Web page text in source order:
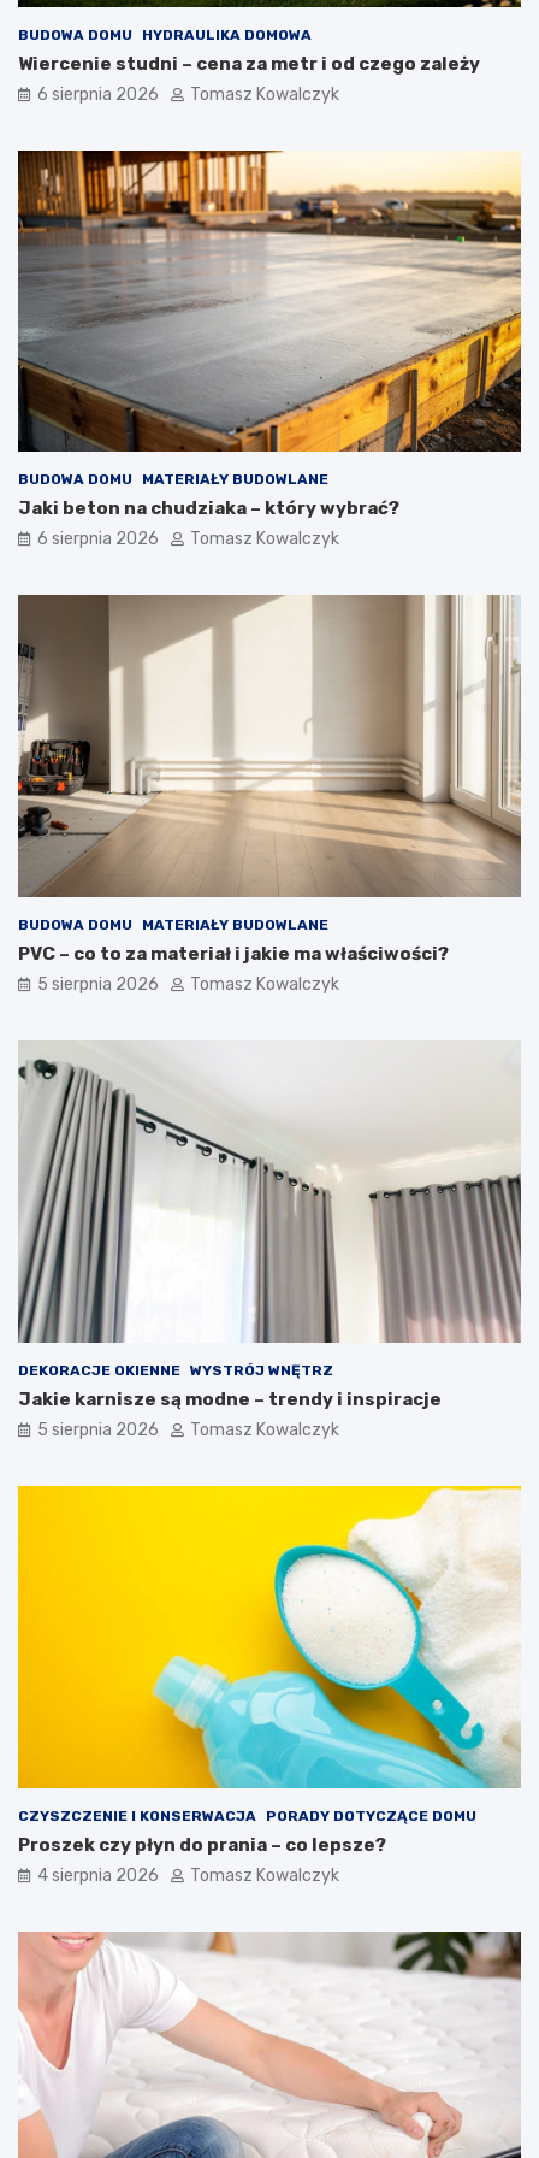
n
ę
t
n
y
c
h
BUDOWA DOMU HYDRAULIKA DOMOWA
Wiercenie studni – cena za metr i od czego zależy
6 sierpnia 2026 Tomasz Kowalczyk
BUDOWA DOMU MATERIAŁY BUDOWLANE
Jaki beton na chudziaka – który wybrać?
6 sierpnia 2026 Tomasz Kowalczyk
BUDOWA DOMU MATERIAŁY BUDOWLANE
PVC – co to za materiał i jakie ma właściwości?
5 sierpnia 2026 Tomasz Kowalczyk
DEKORACJE OKIENNE WYSTRÓJ WNĘTRZ
Jakie karnisze są modne – trendy i inspiracje
5 sierpnia 2026 Tomasz Kowalczyk
CZYSZCZENIE I KONSERWACJA PORADY DOTYCZĄCE DOMU
Proszek czy płyn do prania – co lepsze?
4 sierpnia 2026 Tomasz Kowalczyk